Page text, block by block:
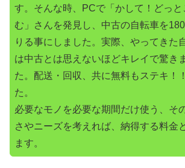
す。そんな時、PCで「かして！どっと
む」さんを発見し、中古の自転車を
りる事にしました。実際、やってきた
は中古とは思えないほどキレイで驚き
た。配送・回収、共に無料もステキ！
た。
必要なモノを必要な期間だけ使う、そ
さやニーズを考えれば、納得する料金
ます。